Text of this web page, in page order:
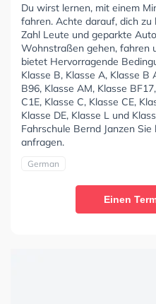
Du wirst lernen, mit einem
fahren. Achte darauf, dich
Zahl Leute und geparkte
Wohnstraßen gehen, fahren
bietet Hervorragende
Klasse B, Klasse A, Klasse B
B96, Klasse AM, Klasse
C1E, Klasse C, Klasse CE,
Klasse DE, Klasse L und
Fahrschule Bernd Janzen
anfragen.
German
Einen